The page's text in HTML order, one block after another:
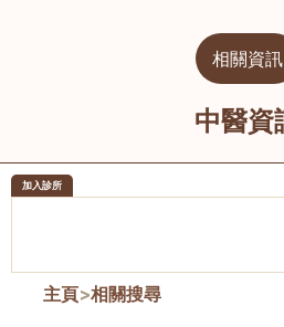
相關資訊
中醫資
加入診所
主頁>相關搜尋